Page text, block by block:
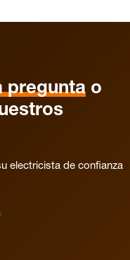
pregunta o
electricista de confianza